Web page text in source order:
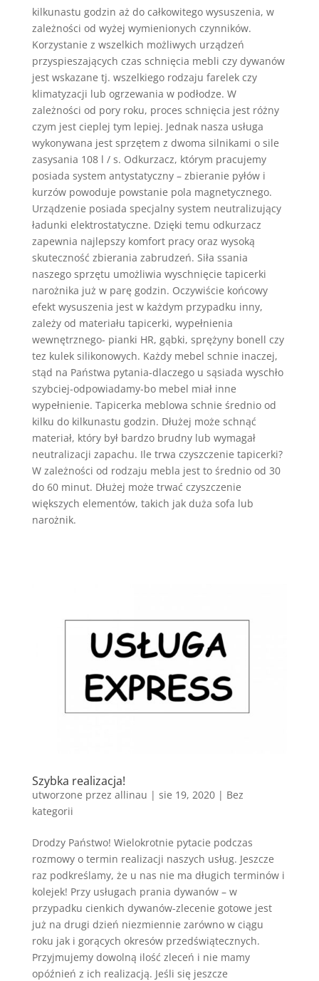
kilkunastu godzin aż do całkowitego wysuszenia, w
zależności od wyżej wymienionych czynników.
Korzystanie z wszelkich możliwych urządzeń
przyspieszających czas schnięcia mebli czy dywanów
jest wskazane tj. wszelkiego rodzaju farelek czy
klimatyzacji lub ogrzewania w podłodze. W
zależności od pory roku, proces schnięcia jest różny
czym jest cieplej tym lepiej. Jednak nasza usługa
wykonywana jest sprzętem z dwoma silnikami o sile
zasysania 108 l / s. Odkurzacz, którym pracujemy
posiada system antystatyczny – zbieranie pyłów i
kurzów powoduje powstanie pola magnetycznego.
Urządzenie posiada specjalny system neutralizujący
ładunki elektrostatyczne. Dzięki temu odkurzacz
zapewnia najlepszy komfort pracy oraz wysoką
skuteczność zbierania zabrudzeń. Siła ssania
naszego sprzętu umożliwia wyschnięcie tapicerki
narożnika już w parę godzin. Oczywiście końcowy
efekt wysuszenia jest w każdym przypadku inny,
zależy od materiału tapicerki, wypełnienia
wewnętrznego- pianki HR, gąbki, sprężyny bonell czy
tez kulek silikonowych. Każdy mebel schnie inaczej,
stąd na Państwa pytania-dlaczego u sąsiada wyschło
szybciej-odpowiadamy-bo mebel miał inne
wypełnienie. Tapicerka meblowa schnie średnio od
kilku do kilkunastu godzin. Dłużej może schnąć
materiał, który był bardzo brudny lub wymagał
neutralizacji zapachu. Ile trwa czyszczenie tapicerki?
W zależności od rodzaju mebla jest to średnio od 30
do 60 minut. Dłużej może trwać czyszczenie
większych elementów, takich jak duża sofa lub
narożnik.
Szybka realizacja!
utworzone przez allinau | sie 19, 2020| Bez
kategorii
Drodzy Państwo! Wielokrotnie pytacie podczas
rozmowy o termin realizacji naszych usług. Jeszcze
raz podkreślamy, że u nas nie ma długich terminów i
kolejek! Przy usługach prania dywanów – w
przypadku cienkich dywanów-zlecenie gotowe jest
już na drugi dzień niezmiennie zarówno w ciągu
roku jak i gorących okresów przedświątecznych.
Przyjmujemy dowolną ilość zleceń i nie mamy
opóźnień z ich realizacją. Jeśli się jeszcze